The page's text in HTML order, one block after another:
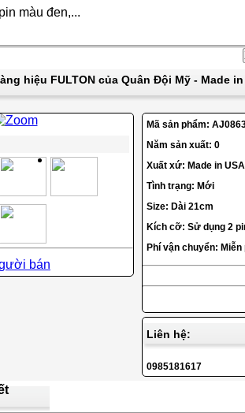
màu đen,...
hiệu FULTON của Quân Đội Mỹ - Made in
bán
Mã sản phẩm:
Năm sản xuất: 0
Xuất xứ: Made in
Tình trạng: Mới
Size: Dài 21cm
Kích cỡ: Sử dụng 2
Phí vận chuyển:
Liên hệ:
0985181617